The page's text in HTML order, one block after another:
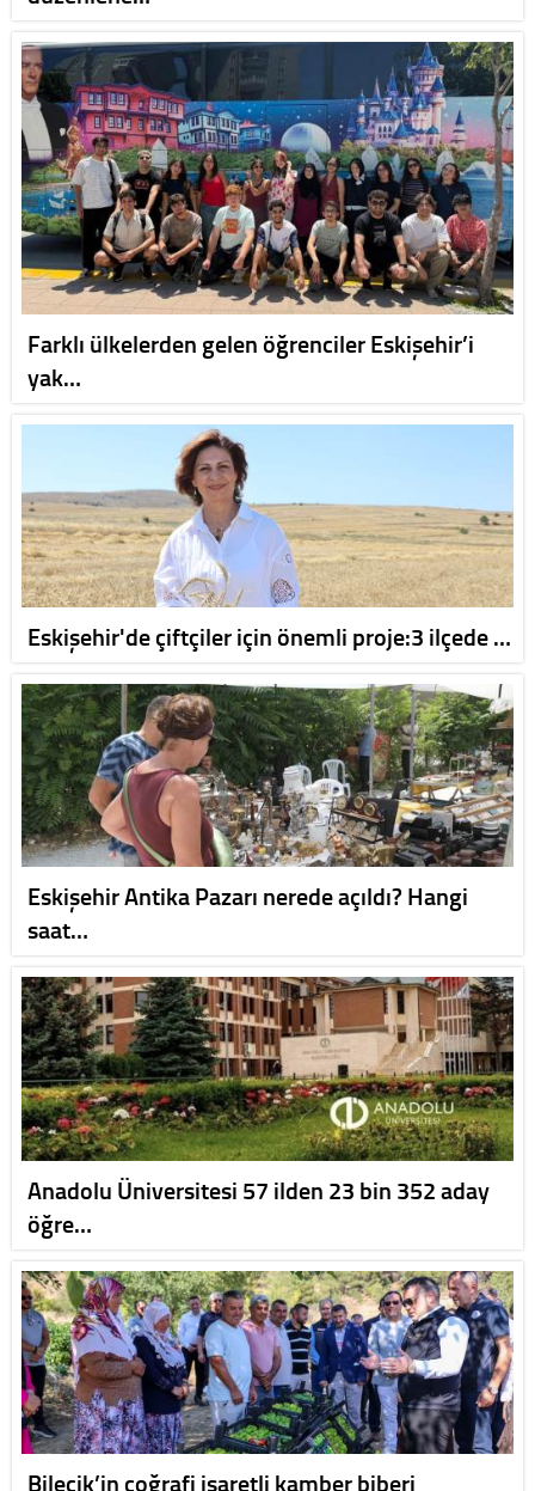
Farklı ülkelerden gelen öğrenciler Eskişehir’i
yak…
Eskişehir'de çiftçiler için önemli proje:3 ilçede …
Eskişehir Antika Pazarı nerede açıldı? Hangi
saat…
Anadolu Üniversitesi 57 ilden 23 bin 352 aday
öğre…
Bilecik’in coğrafi işaretli kamber biberi